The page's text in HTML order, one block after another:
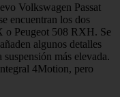
Volkswagen Passat
encuentran los dos
o Peugeot 508 RXH. Se
algunos detalles
más elevada.
4Motion, pero